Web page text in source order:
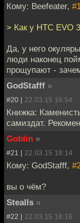
Кому: Beefeater,
> Как у HTC EVO
Да, у него
люди наконец
прощупают -
GodStafff »
#20 | 22.03.15 16:54
Книжка:
самиздат.
Goblin »
#21 | 22.03.15 18:14
Кому: GodStafff,
вы о чём?
Stealls »
#22 | 22.03.15 18:16